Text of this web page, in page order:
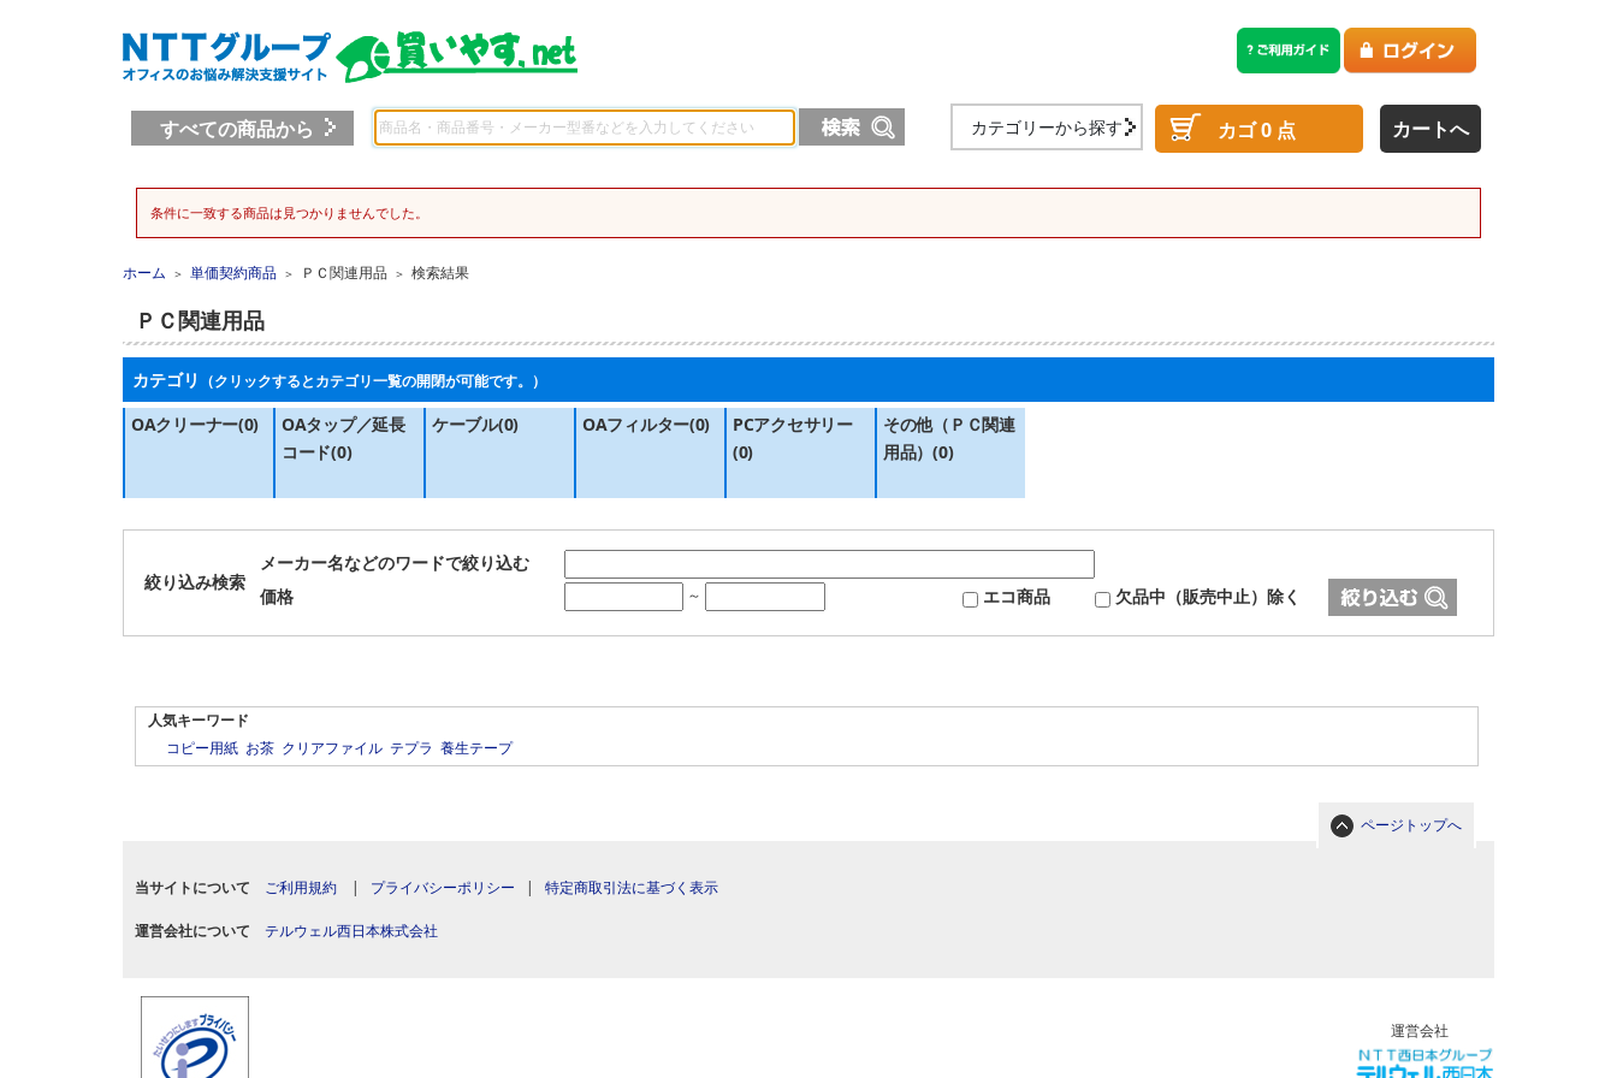
すべての商品から カテゴリーから探す カゴ0 点 カートへ
条件に一致する商品は見つかりませんでした。
ホーム ＞ 単価契約商品 ＞ ＰＣ関連用品 ＞ 検索結果
ＰＣ関連用品
カテゴリ （クリックするとカテゴリ一覧の開閉が可能です。）
OAクリーナー(0)
OAタップ／延長
コード(0)
ケーブル(0) OAフィルター(0)
PCアクセサリー
(0)
その他（ＰＣ関連
用品）(0)
絞り込み検索
メーカー名などのワードで絞り込む
価格
～ エコ商品 欠品中（販売中止）除く
人気キーワード
コピー用紙 お茶 クリアファイル テプラ 養生テープ
ページトップへ
当サイトについて ご利用規約 | プライバシーポリシー | 特定商取引法に基づく表示
運営会社について テルウェル西日本株式会社
運営会社